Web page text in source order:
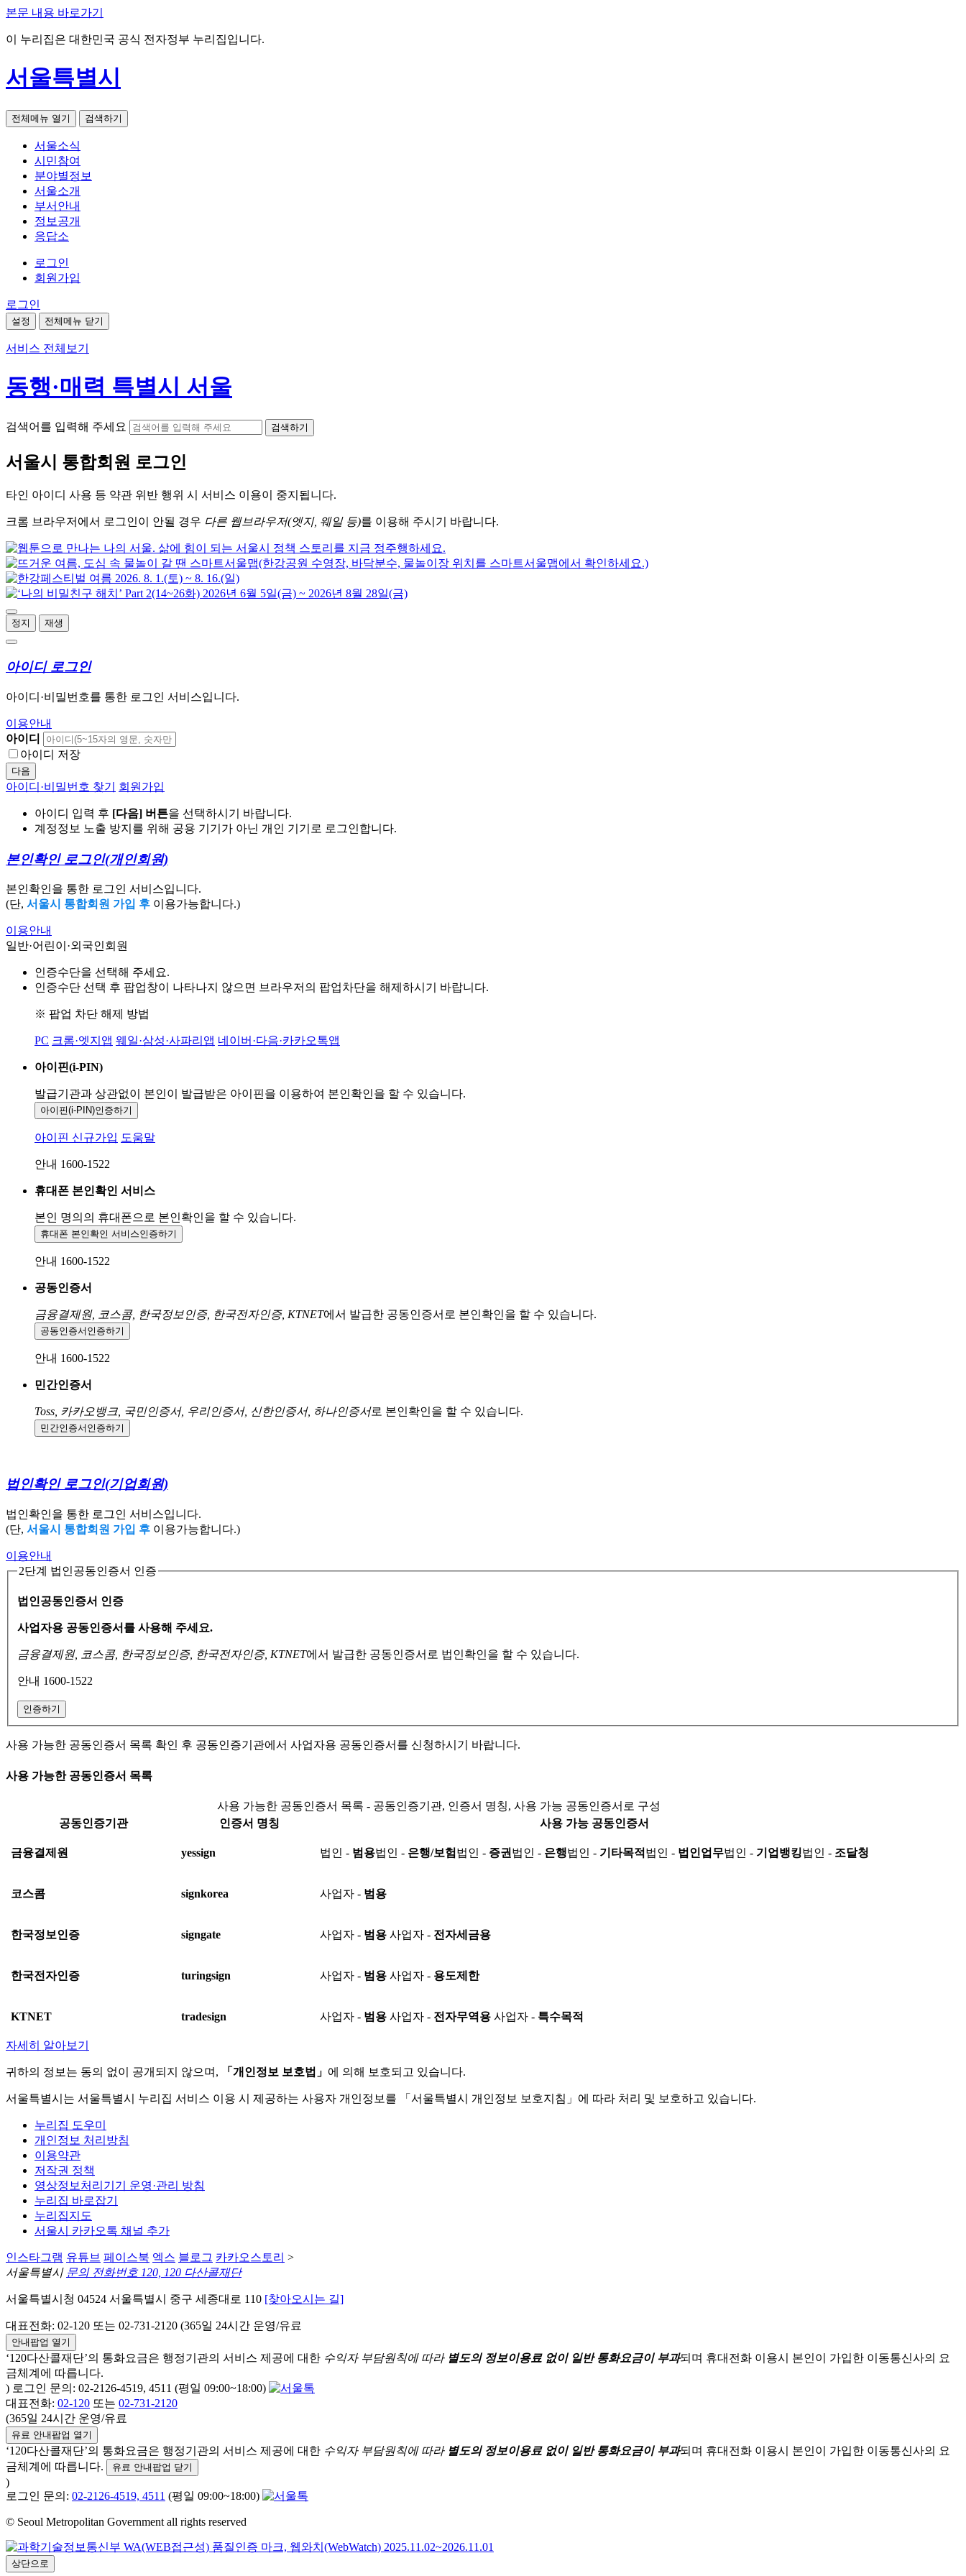
본문 내용 바로가기
이 누리집은 대한민국 공식 전자정부 누리집입니다.
서울특별시
전체메뉴 열기 검색하기
서울소식
시민참여
분야별정보
서울소개
부서안내
정보공개
응답소
로그인
회원가입
로그인
설정 전체메뉴 닫기
서비스 전체보기
동행·매력 특별시 서울
검색어를 입력해 주세요 검색하기
서울시 통합회원 로그인
타인 아이디 사용 등 약관 위반 행위 시 서비스 이용이 중지됩니다.
크롬 브라우저에서 로그인이 안될 경우 다른 웹브라우저(엣지, 웨일 등)를 이용해 주시기 바랍니다.
정지 재생
아이디 로그인
아이디·비밀번호를 통한 로그인 서비스입니다.
이용안내
아이디
아이디 저장
다음
아이디·비밀번호 찾기 회원가입
아이디 입력 후 [다음] 버튼을 선택하시기 바랍니다.
계정정보 노출 방지를 위해 공용 기기가 아닌 개인 기기로 로그인합니다.
본인확인 로그인(개인회원)
본인확인을 통한 로그인 서비스입니다.
(단, 서울시 통합회원 가입 후 이용가능합니다.)
이용안내
일반·어린이·외국인회원
인증수단을 선택해 주세요.
인증수단 선택 후 팝업창이 나타나지 않으면 브라우저의 팝업차단을 해제하시기 바랍니다.
※ 팝업 차단 해제 방법
PC 크롬·엣지앱 웨일·삼성·사파리앱 네이버·다음·카카오톡앱
아이핀(i-PIN)
발급기관과 상관없이 본인이 발급받은 아이핀을 이용하여 본인확인을 할 수 있습니다.
아이핀(i-PIN)인증하기
아이핀 신규가입 도움말
안내 1600-1522
휴대폰 본인확인 서비스
본인 명의의 휴대폰으로 본인확인을 할 수 있습니다.
휴대폰 본인확인 서비스인증하기
안내 1600-1522
공동인증서
금융결제원, 코스콤, 한국정보인증, 한국전자인증, KTNET에서 발급한 공동인증서로 본인확인을 할 수 있습니다.
공동인증서 인증하기
안내 1600-1522
민간인증서
Toss, 카카오뱅크, 국민인증서, 우리인증서, 신한인증서, 하나인증서로 본인확인을 할 수 있습니다.
민간인증서 인증하기
법인확인 로그인(기업회원)
법인확인을 통한 로그인 서비스입니다.
(단, 서울시 통합회원 가입 후 이용가능합니다.)
이용안내
2단계 법인공동인증서 인증
법인공동인증서 인증
사업자용 공동인증서를 사용해 주세요.
금융결제원, 코스콤, 한국정보인증, 한국전자인증, KTNET에서 발급한 공동인증서로 법인확인을 할 수 있습니다.
안내 1600-1522
인증하기
사용 가능한 공동인증서 목록 확인 후 공동인증기관에서 사업자용 공동인증서를 신청하시기 바랍니다.
사용 가능한 공동인증서 목록
사용 가능한 공동인증서 목록 - 공동인증기관, 인증서 명칭, 사용 가능 공동인증서로 구성
공동인증기관
인증서 명칭 사용 가능 공동인증서
금융결제원 yessign 법인 - 범용법인 - 은행/보험 법인 - 증권 법인 - 은행법인 - 기타목적 법인 - 법인업무법인 - 기업뱅킹법인 - 조달청
코스콤 signkorea 사업자 - 범용
한국정보인증 signgate 사업자 - 범용 사업자 - 전자세금용
한국전자인증 turingsign 사업자 - 범용 사업자 - 용도제한
KTNET tradesign 사업자 - 범용 사업자 - 전자무역용 사업자 - 특수목적
자세히 알아보기
귀하의 정보는 동의 없이 공개되지 않으며, 「개인정보 보호법」 에 의해 보호되고 있습니다.
서울특별시는 서울특별시 누리집 서비스 이용 시 제공하는 사용자 개인정보를 「서울특별시 개인정보 보호지침」에 따라 처리 및 보호하고 있습니다.
누리집 도우미
개인정보 처리방침
이용약관
저작권 정책
영상정보처리기기 운영·관리 방침
누리집 바로잡기
누리집지도
서울시 카카오톡 채널 추가
인스타그램 유튜브 페이스북 엑스 블로그 카카오스토리 >
서울특별시 문의 전화번호 120, 120 다산콜재단
서울특별시청 04524 서울특별시 중구 세종대로 110 [찾아오시는 길]
대표전화: 02-120 또는 02-731-2120 (365일 24시간 운영/유료
안내팝업 열기
‘120다산콜재단’의 통화요금은 행정기관의 서비스 제공에 대한 수익자 부담원칙에 따라 별도의 정보이용료 없이 일반 통화요금이 부과되며 휴대전화 이용시 본인이 가입한 이동통신사의 요
금체계에 따릅니다.
) 로그인 문의: 02-2126-4519, 4511 (평일 09:00~18:00)
대표전화: 02-120 또는 02-731-2120
(365일 24시간 운영/유료
유료 안내팝업 열기
‘120다산콜재단’의 통화요금은 행정기관의 서비스 제공에 대한 수익자 부담원칙에 따라 별도의 정보이용료 없이 일반 통화요금이 부과되며 휴대전화 이용시 본인이 가입한 이동통신사의 요
금체계에 따릅니다.
유료 안내팝업 닫기
)
로그인 문의: 02-2126-4519, 4511 (평일 09:00~18:00)
© Seoul Metropolitan Government all rights reserved
상단으로